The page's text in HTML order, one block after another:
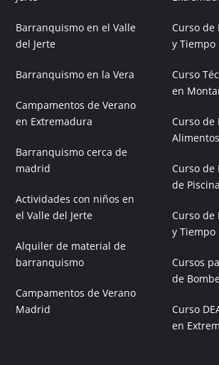
Barranquismo en el Valle
del Jerte
Barranquismo en la Vera
Campamentos de Verano
en Extremadura
Barranquismo cerca de
madrid
Actividades con niños en
el Valle del Jerte
Alquiler de material de
barranquismo
Campamentos de Verano
Madrid
Curso
y Tiempo
Curso
en
Curso
Curso
de
Curso de
y Tiempo
Cursos
de
Curso
en